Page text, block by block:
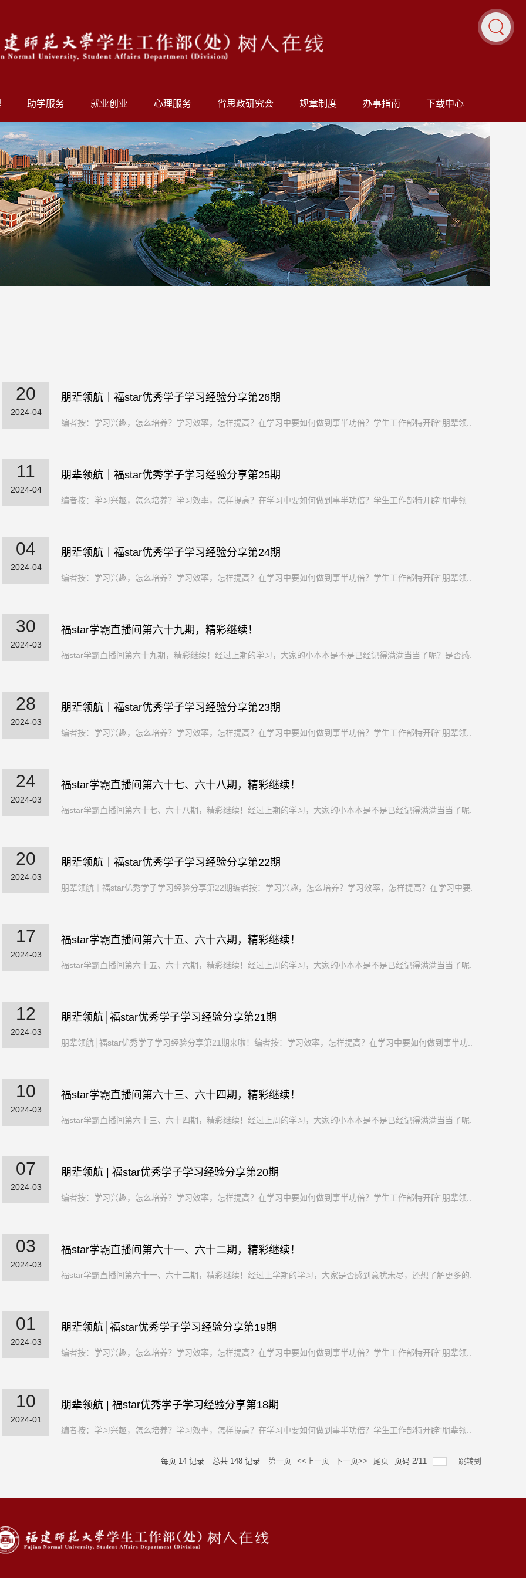
助学服务 就业创业 心理服务 省思政研究会 规章制度 办事指南 下载中心
20
2024-04
朋辈领航｜福star优秀学子学习经验分享第26期
编者按：学习兴趣，怎么培养？学习效率，怎样提高？在学习中要如何做到事半功倍？学生工作部特开辟“朋辈领...
11
2024-04
朋辈领航｜福star优秀学子学习经验分享第25期
编者按：学习兴趣，怎么培养？学习效率，怎样提高？在学习中要如何做到事半功倍？学生工作部特开辟“朋辈领...
04
2024-04
朋辈领航｜福star优秀学子学习经验分享第24期
编者按：学习兴趣，怎么培养？学习效率，怎样提高？在学习中要如何做到事半功倍？学生工作部特开辟“朋辈领...
30
2024-03
福star学霸直播间第六十九期，精彩继续！
福star学霸直播间第六十九期，精彩继续！经过上期的学习，大家的小本本是不是已经记得满满当当了呢？是否感...
28
2024-03
朋辈领航｜福star优秀学子学习经验分享第23期
编者按：学习兴趣，怎么培养？学习效率，怎样提高？在学习中要如何做到事半功倍？学生工作部特开辟“朋辈领...
24
2024-03
福star学霸直播间第六十七、六十八期，精彩继续！
福star学霸直播间第六十七、六十八期，精彩继续！经过上期的学习，大家的小本本是不是已经记得满满当当了呢...
20
2024-03
朋辈领航｜福star优秀学子学习经验分享第22期
朋辈领航｜福star优秀学子学习经验分享第22期编者按：学习兴趣，怎么培养？学习效率，怎样提高？在学习中要...
17
2024-03
福star学霸直播间第六十五、六十六期，精彩继续！
福star学霸直播间第六十五、六十六期，精彩继续！经过上周的学习，大家的小本本是不是已经记得满满当当了呢...
12
2024-03
朋辈领航│福star优秀学子学习经验分享第21期
朋辈领航│福star优秀学子学习经验分享第21期来啦！编者按：学习效率，怎样提高？在学习中要如何做到事半功...
10
2024-03
福star学霸直播间第六十三、六十四期，精彩继续！
福star学霸直播间第六十三、六十四期，精彩继续！经过上周的学习，大家的小本本是不是已经记得满满当当了呢...
07
2024-03
朋辈领航 | 福star优秀学子学习经验分享第20期
编者按：学习兴趣，怎么培养？学习效率，怎样提高？在学习中要如何做到事半功倍？学生工作部特开辟“朋辈领...
03
2024-03
福star学霸直播间第六十一、六十二期，精彩继续！
福star学霸直播间第六十一、六十二期，精彩继续！经过上学期的学习，大家是否感到意犹未尽，还想了解更多的...
01
2024-03
朋辈领航│福star优秀学子学习经验分享第19期
编者按：学习兴趣，怎么培养？学习效率，怎样提高？在学习中要如何做到事半功倍？学生工作部特开辟“朋辈领...
10
2024-01
朋辈领航 | 福star优秀学子学习经验分享第18期
编者按：学习兴趣，怎么培养？学习效率，怎样提高？在学习中要如何做到事半功倍？学生工作部特开辟“朋辈领...
每页 14 记录 总共 148 记录 第一页 <<上一页 下一页>> 尾页 页码 2/11 跳转到